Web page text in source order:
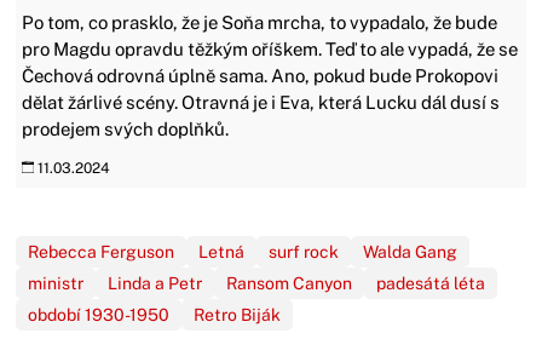
Po tom, co prasklo, že je Soňa mrcha, to vypadalo, že bude
pro Magdu opravdu těžkým oříškem. Teď to ale vypadá, že se
Čechová odrovná úplně sama. Ano, pokud bude Prokopovi
dělat žárlivé scény. Otravná je i Eva, která Lucku dál dusí s
prodejem svých doplňků.
11.03.2024
Rebecca Ferguson Letná surf rock
Walda Gang
ministr
Linda a Petr Ransom Canyon
padesátá léta
období 1930-1950
Retro Biják